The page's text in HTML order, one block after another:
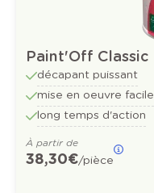
Paint'Off Classic
décapant puissant
mise en oeuvre facile
long temps d'action
À partir de
38,30 €/pièce